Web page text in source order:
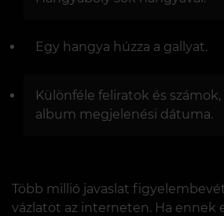
Egy hangya húzza a gallyat.
Különféle feliratok és
album megjelenési dátuma.
Több millió javaslat
vázlatot az interneten. Ha ennek